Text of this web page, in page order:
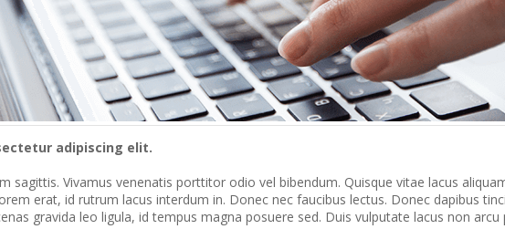
adipiscing elit.
sagittis. Vivamus venenatis porttitor odio vel bibendum. Quisque vitae lacus
erat, id rutrum lacus interdum in. Donec nec faucibus lectus. Donec dapibus
gravida leo ligula, id tempus magna posuere sed. Duis vulputate lacus non arcu